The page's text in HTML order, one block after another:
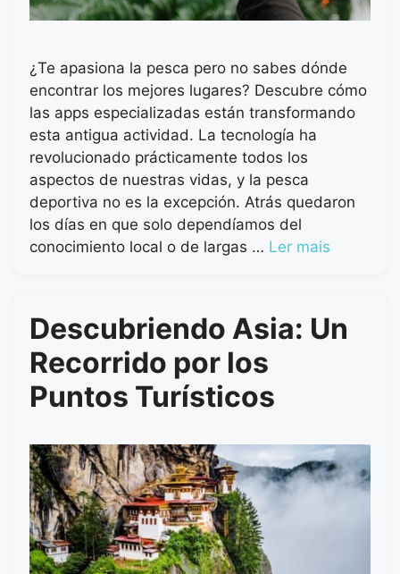
¿Te apasiona la pesca pero no sabes dónde
encontrar los mejores lugares? Descubre cómo
las apps especializadas están transformando
esta antigua actividad. La tecnología ha
revolucionado prácticamente todos los
aspectos de nuestras vidas, y la pesca
deportiva no es la excepción. Atrás quedaron
los días en que solo dependíamos del
conocimiento local o de largas … Ler mais
Descubriendo Asia: Un
Recorrido por los
Puntos Turísticos